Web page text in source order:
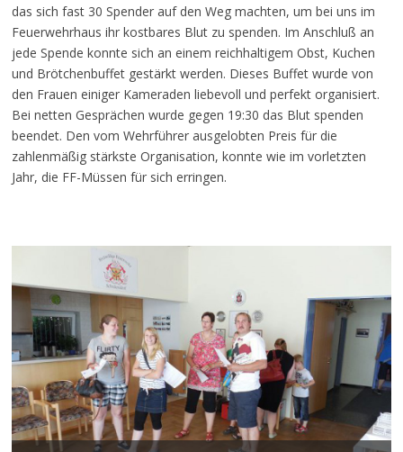
das sich fast 30 Spender auf den Weg machten, um bei uns im
Feuerwehrhaus ihr kostbares Blut zu spenden. Im Anschluß an
jede Spende konnte sich an einem reichhaltigem Obst, Kuchen
und Brötchenbuffet gestärkt werden. Dieses Buffet wurde von
den Frauen einiger Kameraden liebevoll und perfekt organisiert.
Bei netten Gesprächen wurde gegen 19:30 das Blut spenden
beendet. Den vom Wehrführer ausgelobten Preis für die
zahlenmäßig stärkste Organisation, konnte wie im vorletzten
Jahr, die FF-Müssen für sich erringen.